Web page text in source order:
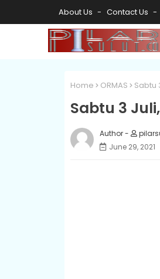
About Us Contact Us
Home ORMAS Sabtu
Sabtu 3
June 29, 2021